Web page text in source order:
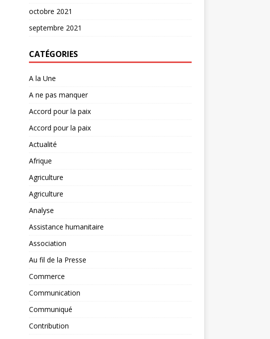
octobre 2021
septembre 2021
CATÉGORIES
A la Une
A ne pas manquer
Accord pour la paix
Accord pour la paix
Actualité
Afrique
Agriculture
Agriculture
Analyse
Assistance humanitaire
Association
Au fil de la Presse
Commerce
Communication
Communiqué
Contribution